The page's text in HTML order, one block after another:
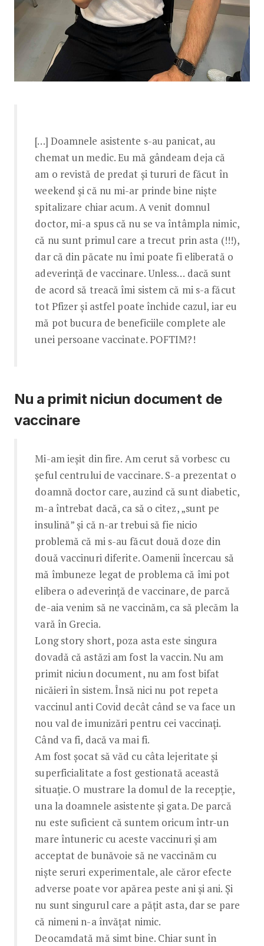
[…] Doamnele asistente s-au panicat, au
chemat un medic. Eu mă gândeam deja că
am o revistă de predat și tururi de făcut în
weekend și că nu mi-ar prinde bine niște
spitalizare chiar acum. A venit domnul
doctor, mi-a spus că nu se va întâmpla nimic,
că nu sunt primul care a trecut prin asta (!!!),
dar că din păcate nu îmi poate fi eliberată o
adeverință de vaccinare. Unless… dacă sunt
de acord să treacă îmi sistem că mi s-a făcut
tot Pfizer și astfel poate închide cazul, iar eu
mă pot bucura de beneficiile complete ale
unei persoane vaccinate. POFTIM?!
Nu a primit niciun document de
vaccinare
Mi-am ieșit din fire. Am cerut să vorbesc cu
șeful centrului de vaccinare. S-a prezentat o
doamnă doctor care, auzind că sunt diabetic,
m-a întrebat dacă, ca să o citez, „sunt pe
insulină” și că n-ar trebui să fie nicio
problemă că mi s-au făcut două doze din
două vaccinuri diferite. Oamenii încercau să
mă îmbuneze legat de problema că îmi pot
elibera o adeverință de vaccinare, de parcă
de-aia venim să ne vaccinăm, ca să plecăm la
vară în Grecia.
Long story short, poza asta este singura
dovadă că astăzi am fost la vaccin. Nu am
primit niciun document, nu am fost bifat
nicăieri în sistem. Însă nici nu pot repeta
vaccinul anti Covid decât când se va face un
nou val de imunizări pentru cei vaccinați.
Când va fi, dacă va mai fi.
Am fost șocat să văd cu câta lejeritate și
superficialitate a fost gestionată această
situație. O mustrare la domul de la recepție,
una la doamnele asistente și gata. De parcă
nu este suficient că suntem oricum într-un
mare întuneric cu aceste vaccinuri și am
acceptat de bunăvoie să ne vaccinăm cu
niște seruri experimentale, ale căror efecte
adverse poate vor apărea peste ani și ani. Și
nu sunt singurul care a pățit asta, dar se pare
că nimeni n-a învățat nimic.
Deocamdată mă simt bine. Chiar sunt în